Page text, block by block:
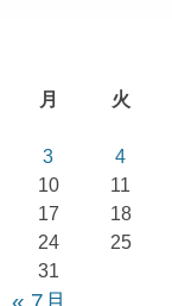
月 火
3
4
10
11
17
18
24
25
31